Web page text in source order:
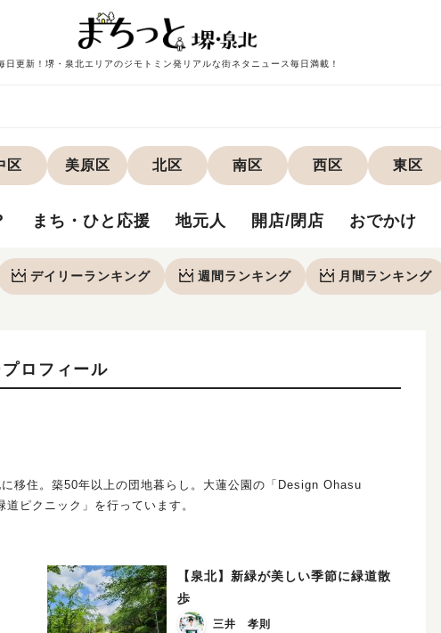
日更新！堺・泉北エリアのジモトミン発リアルな街ネタニュース毎日満載！
区 美原区 北区 南区 西区 東区
まち・ひと応援 地元人 開店/閉店 おでかけ
デイリーランキング 週間 ランキング 月間 ランキング
ロフィール
移住。築50年以上の団地暮らし。大蓮公園の「Design Ohasu
ピクニック」を行っています。
【泉北】新緑が美しい季節に緑道散
歩
三井 孝則